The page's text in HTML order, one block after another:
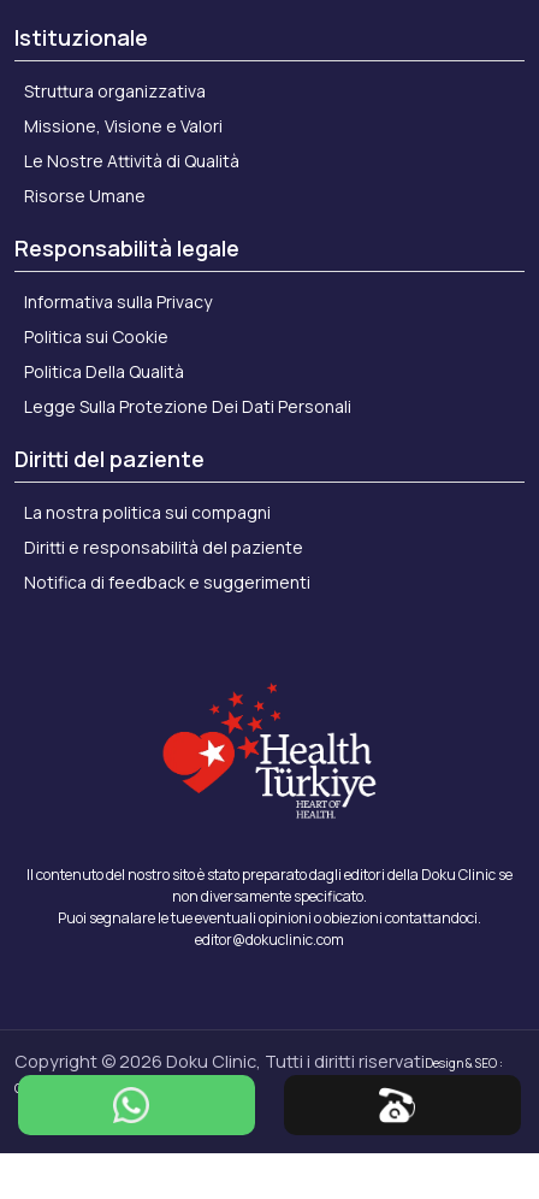
Istituzionale
Struttura organizzativa
Missione, Visione e Valori
Le Nostre Attività di Qualità
Risorse Umane
Responsabilità legale
Informativa sulla Privacy
Politica sui Cookie
Politica Della Qualità
Legge Sulla Protezione Dei Dati Personali
Diritti del paziente
La nostra politica sui compagni
Diritti e responsabilità del paziente
Notifica di feedback e suggerimenti
Il contenuto del nostro sito è stato preparato dagli editori della Doku Clinic se
non diversamente specificato.
Puoi segnalare le tue eventuali opinioni o obiezioni contattandoci.
editor@dokuclinic.com
Copyright © 2026 Doku Clinic, Tutti i diritti riservatiDesign & SEO :
Crabs Media